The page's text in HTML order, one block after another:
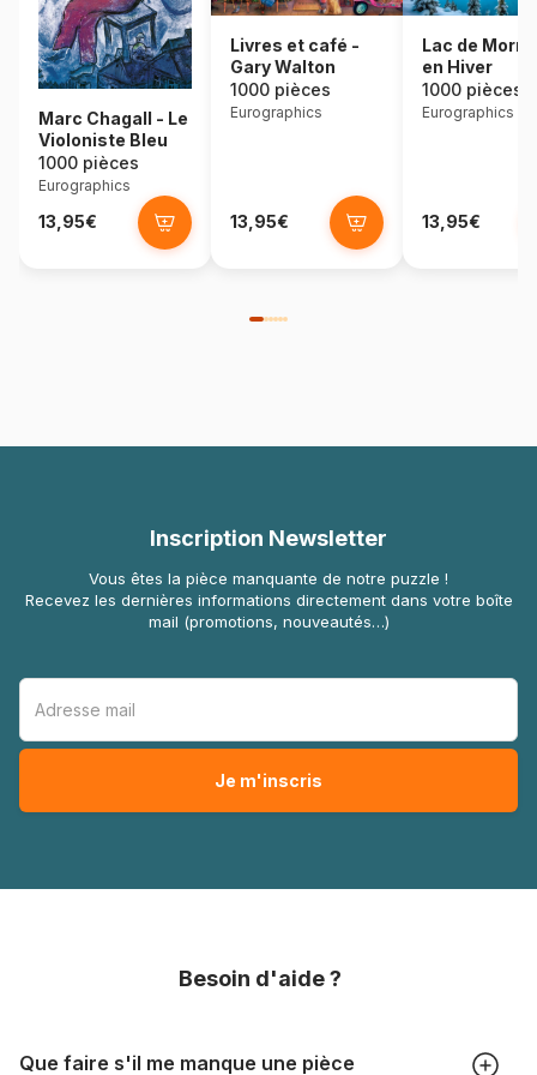
Marc Chagall - Le
Violoniste Bleu
1000 pièces
Eurographics
13,95€
Livres et café -
Gary Walton
1000 pièces
Eurographics
13,95€
Lac de
en Hiver
1000 pièces
Eurographics
13,95€
Inscription Newsletter
Vous êtes la pièce manquante de notre puzzle !
Recevez les dernières informations directement dans votre boîte
mail (promotions, nouveautés…)
Besoin d'aide ?
Que faire s'il me manque une pièce